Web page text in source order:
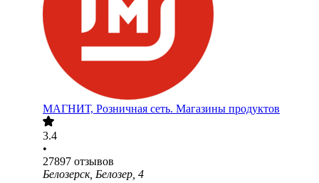
МАГНИТ, Розничная сеть. Магазины продуктов
3.4
•
27897 отзывов
Белозерск, Белозер, 4